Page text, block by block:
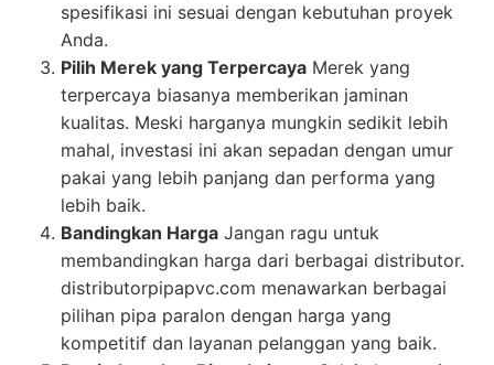
spesifikasi ini sesuai dengan kebutuhan proyek
Anda.
Pilih Merek yang Terpercaya Merek yang
terpercaya biasanya memberikan jaminan
kualitas. Meski harganya mungkin sedikit lebih
mahal, investasi ini akan sepadan dengan umur
pakai yang lebih panjang dan performa yang
lebih baik.
Bandingkan Harga Jangan ragu untuk
membandingkan harga dari berbagai distributor.
distributorpipapvc.com menawarkan berbagai
pilihan pipa paralon dengan harga yang
kompetitif dan layanan pelanggan yang baik.